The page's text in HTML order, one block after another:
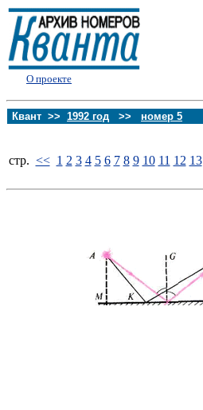
О проекте
Квант >> 1992 год >> номер 5
стp. << 1 2 3 4 5 6 7 8 9 10 11 12 13